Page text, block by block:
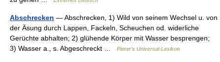
Abschrecken — Abschrecken, 1) Wild von seinem Wechsel u. von
der Äsung durch Lappen, Fackeln, Scheuchen od. widerliche
Gerüchte abhalten; 2) glühende Körper mit Wasser besprengen;
3) Wasser a., s. Abgeschreckt …
Pierer's Universal-Lexikon